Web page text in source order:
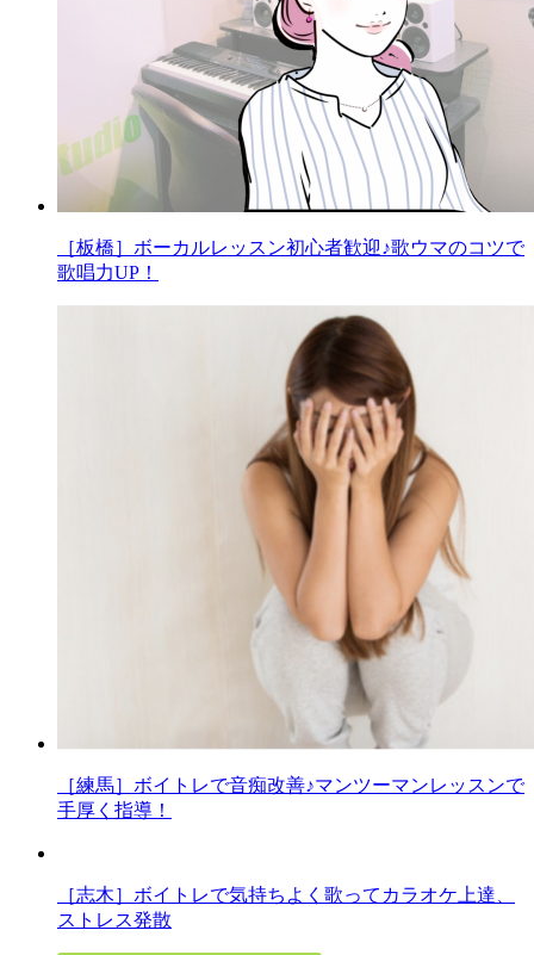
［板橋］ボーカルレッスン初心者歓迎♪歌ウマのコツで
歌唱力UP！
［練馬］ボイトレで音痴改善♪マンツーマンレッスンで
手厚く指導！
［志木］ボイトレで気持ちよく歌ってカラオケ上達、
ストレス発散